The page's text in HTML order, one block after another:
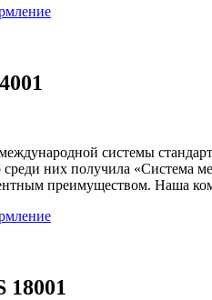
системы
них получила «Система
преимуществом. Наша
18001